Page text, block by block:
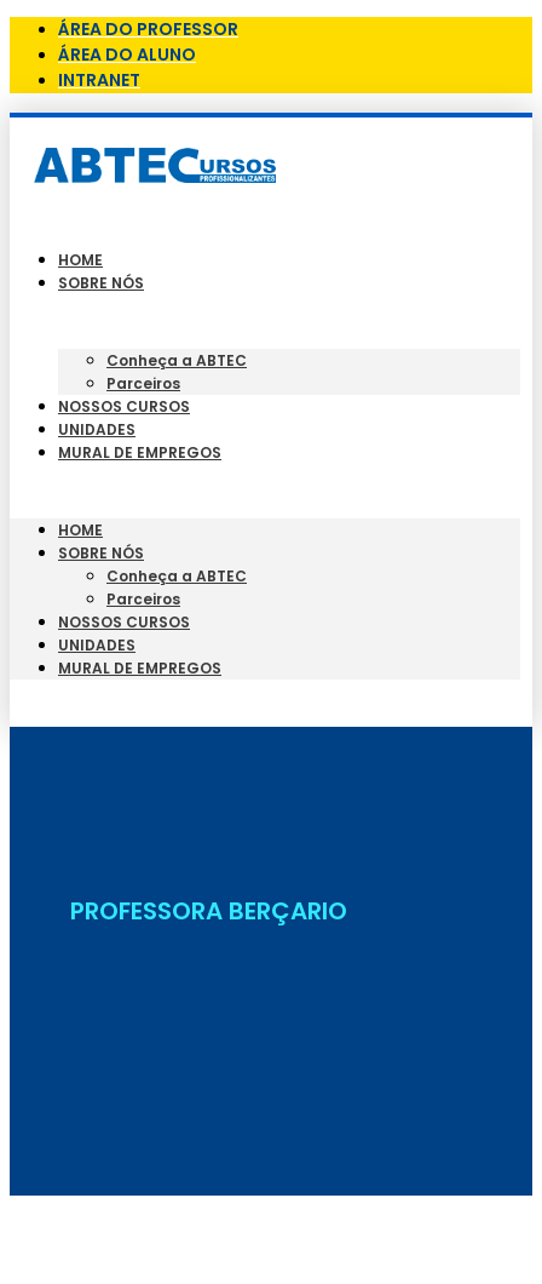
ÁREA DO PROFESSOR
ÁREA DO ALUNO
INTRANET
HOME
SOBRE NÓS
Conheça a ABTEC
Parceiros
NOSSOS CURSOS
UNIDADES
MURAL DE EMPREGOS
HOME
SOBRE NÓS
Conheça a ABTEC
Parceiros
NOSSOS CURSOS
UNIDADES
MURAL DE EMPREGOS
PROFESSORA BERÇARIO